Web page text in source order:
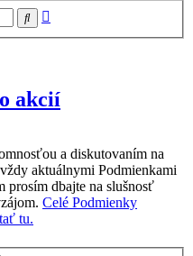
Hľadať
akcií
a diskutovaním na
aktuálnymi Podmienkami
prosím dbajte na slušnosť
Celé Podmienky
tu.